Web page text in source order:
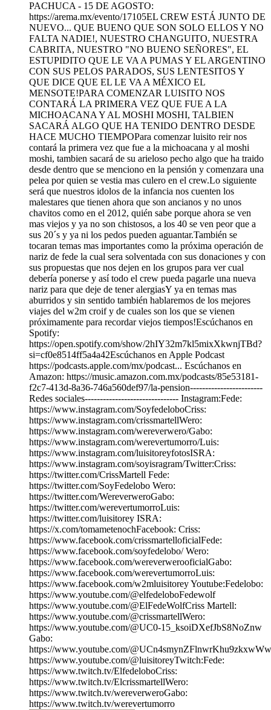
PACHUCA - 15 DE AGOSTO:
https://arema.mx/evento/17105EL CREW ESTÁ JUNTO DE
NUEVO... QUE BUENO QUE SON SOLO ELLOS Y NO
FALTA NADIE!, NUESTRO CHANGUITO, NUESTRA
CABRITA, NUESTRO "NO BUENO SEÑORES", EL
ESTUPIDITO QUE LE VA A PUMAS Y EL ARGENTINO
CON SUS PELOS PARADOS, SUS LENTESITOS Y
QUE DICE QUE EL LE VA A MÉXICO EL
MENSOTE!PARA COMENZAR LUISITO NOS
CONTARÁ LA PRIMERA VEZ QUE FUE A LA
MICHOACANA Y AL MOSHI MOSHI, TALBIEN
SACARÁ ALGO QUE HA TENIDO DENTRO DESDE
HACE MUCHO TIEMPOPara comenzar luisito reir nos
contará la primera vez que fue a la michoacana y al moshi
moshi, tambien sacará de su arieloso pecho algo que ha traido
desde dentro que se menciono en la pensión y comenzara una
pelea por quien se vestia mas culero en el crew.Lo siguiente
será que nuestros idolos de la infancia nos cuenten los
malestares que tienen ahora que son ancianos y no unos
chavitos como en el 2012, quién sabe porque ahora se ven
mas viejos y ya no son chistosos, a los 40 se ven peor que a
sus 20´s y ya ni los pedos pueden aguantar.También se
tocaran temas mas importantes como la próxima operación de
nariz de fede la cual sera solventada con sus donaciones y con
sus propuestas que nos dejen en los grupos para ver cual
debería ponerse y así todo el crew pueda pagarle una nueva
nariz para que deje de tener alergiasY ya en temas mas
aburridos y sin sentido también hablaremos de los mejores
viajes del w2m croif y de cuales son los que se vienen
próximamente para recordar viejos tiempos!Escúchanos en
Spotify:
https://open.spotify.com/show/2hIY32m7kl5mixXkwnjTBd?
si=cf0e8514ff5a4a42Escúchanos en Apple Podcast
https://podcasts.apple.com/mx/podcast... Escúchanos en
Amazon: https://music.amazon.com.mx/podcasts/85e53181-
f2c7-413d-8a36-746a560def97/la-pension------------------------
Redes sociales------------------------------- Instagram:Fede:
https://www.instagram.com/SoyfedeloboCriss:
https://www.instagram.com/crissmartellWero:
https://www.instagram.com/wereverwero/Gabo:
https://www.instagram.com/werevertumorro/Luis:
https://www.instagram.com/luisitoreyfotosISRA:
https://www.instagram.com/soyisragram/Twitter:Criss:
https://twitter.com/CrissMartell Fede:
https://twitter.com/SoyFedelobo Wero:
https://twitter.com/WereverweroGabo:
https://twitter.com/werevertumorroLuis:
https://twitter.com/luisitorey ISRA:
https://x.com/tomametenochFacebook: Criss:
https://www.facebook.com/crissmartelloficialFede:
https://www.facebook.com/soyfedelobo/ Wero:
https://www.facebook.com/wereverwerooficialGabo:
https://www.facebook.com/werevertumorroLuis:
https://www.facebook.com/w2mluisitorey Youtube:Fedelobo:
https://www.youtube.com/@elfedeloboFedewolf
https://www.youtube.com/@ElFedeWolfCriss Martell:
https://www.youtube.com/@crissmartellWero:
https://www.youtube.com/@UC0-15_ksoiDXefJbS8NoZnw
Gabo:
https://www.youtube.com/
https://www.youtube.com/@luisitoreyTwitch:Fede:
https://www.twitch.tv/ElfedeloboCriss:
https://www.twitch.tv/ElcrissmartellWero:
https://www.twitch.tv/wereverweroGabo:
https://www.twitch.tv/werevertumorro